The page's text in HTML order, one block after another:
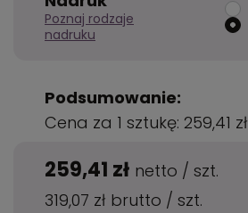
Poznaj rodzaje
nadruku
Podsumowanie:
Cena za 1 sztukę: 259,41 zł
259,41 zł netto / szt.
319,07 zł brutto / szt.